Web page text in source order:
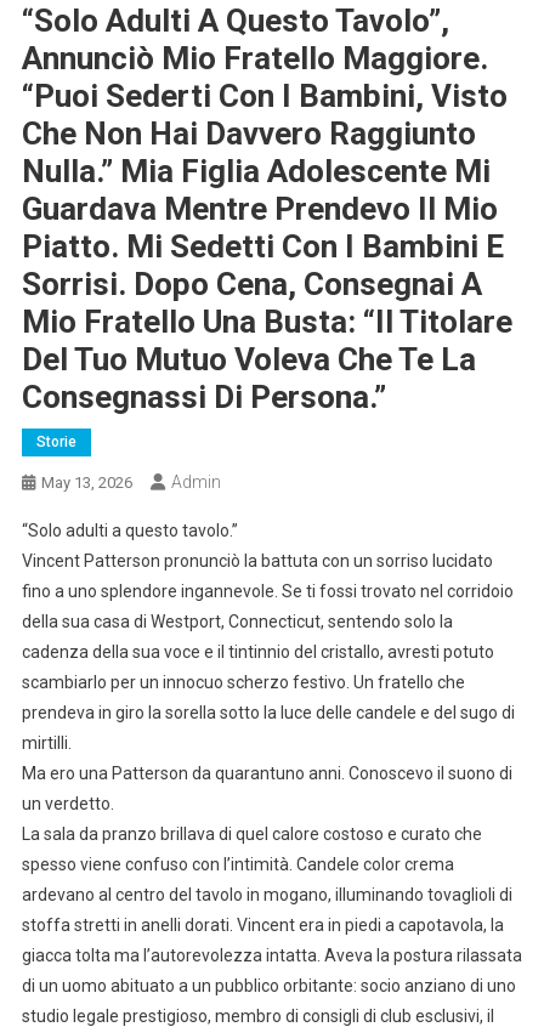
“Solo Adulti A Questo Tavolo”,
Annunciò Mio Fratello Maggiore.
“Puoi Sederti Con I Bambini, Visto
Che Non Hai Davvero Raggiunto
Nulla.” Mia Figlia Adolescente Mi
Guardava Mentre Prendevo Il Mio
Piatto. Mi Sedetti Con I Bambini E
Sorrisi. Dopo Cena, Consegnai A
Mio Fratello Una Busta: “Il Titolare
Del Tuo Mutuo Voleva Che Te La
Consegnassi Di Persona.”
Storie
May 13, 2026 Admin
“Solo adulti a questo tavolo.”
Vincent Patterson pronunciò la battuta con un sorriso lucidato
fino a uno splendore ingannevole. Se ti fossi trovato nel corridoio
della sua casa di Westport, Connecticut, sentendo solo la
cadenza della sua voce e il tintinnio del cristallo, avresti potuto
scambiarlo per un innocuo scherzo festivo. Un fratello che
prendeva in giro la sorella sotto la luce delle candele e del sugo di
mirtilli.
Ma ero una Patterson da quarantuno anni. Conoscevo il suono di
un verdetto.
La sala da pranzo brillava di quel calore costoso e curato che
spesso viene confuso con l’intimità. Candele color crema
ardevano al centro del tavolo in mogano, illuminando tovaglioli di
stoffa stretti in anelli dorati. Vincent era in piedi a capotavola, la
giacca tolta ma l’autorevolezza intatta. Aveva la postura rilassata
di un uomo abituato a un pubblico orbitante: socio anziano di uno
studio legale prestigioso, membro di consigli di club esclusivi, il